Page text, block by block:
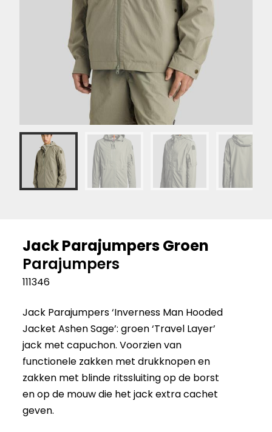
Jack Parajumpers Groen
Parajumpers
111346
Jack Parajumpers ‘Inverness Man Hooded
Jacket Ashen Sage’: groen ‘Travel Layer’
jack met capuchon. Voorzien van
functionele zakken met drukknopen en
zakken met blinde ritssluiting op de borst
en op de mouw die het jack extra cachet
geven.